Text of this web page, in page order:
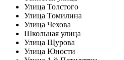
Улица Толстого
Улица Томилина
Улица Чехова
Школьная улица
Улица Щурова
Улица Юности